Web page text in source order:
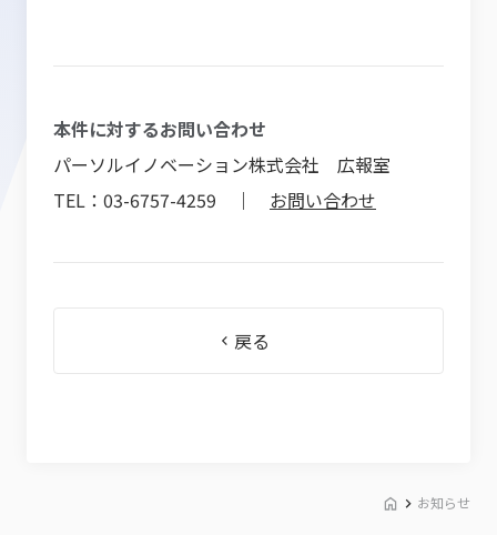
本件に対するお問い合わせ
パーソルイノベーション株式会社 広報室
TEL：03-6757-4259 ｜ お問い合わせ
戻る
お知らせ